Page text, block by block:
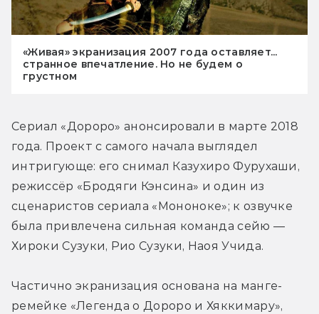
«Живая» экранизация 2007 года оставляет...
странное впечатление. Но не будем о
грустном
Сериал «Дороро» анонсировали в марте 2018
года. Проект с самого начала выглядел
интригующе: его снимал Казухиро Фурухаши,
режиссёр «Бродяги Кэнсина» и один из
сценаристов сериала «Мононоке»; к озвучке
была привлечена сильная команда сейю —
Хироки Сузуки, Рио Сузуки, Наоя Учида.
Частично экранизация основана на манге-
ремейке «Легенда о Дороро и Хяккимару»,